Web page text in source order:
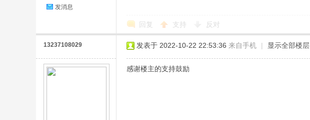
发消息
回复 支持 反对
13237108029 发表于 2022-10-22 22:53:36 来自手机 | 显示全部楼层
感谢楼主的支持鼓励